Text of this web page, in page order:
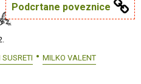
Podcrtane poveznice
SUSRETI MILKO VALENT